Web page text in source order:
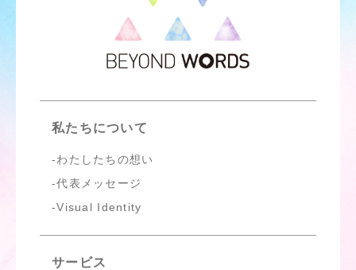
私たちについて
わたしたちの想い
代表メッセージ
Visual Identity
サービス